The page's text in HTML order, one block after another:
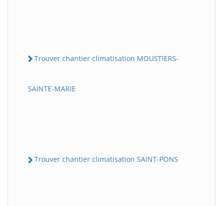
Trouver chantier climatisation MOUSTIERS-
SAINTE-MARIE
Trouver chantier climatisation SAINT-PONS